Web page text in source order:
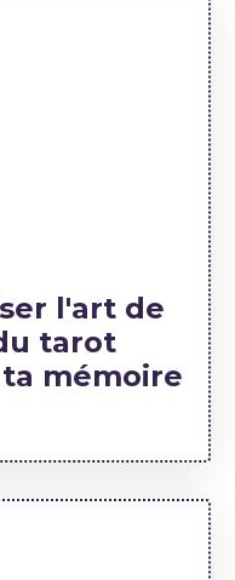
l'art de
tarot
mémoire